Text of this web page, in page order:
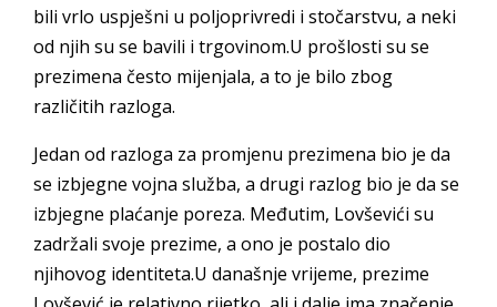
bili vrlo uspješni u poljoprivredi i stočarstvu, a neki
od njih su se bavili i trgovinom.U prošlosti su se
prezimena često mijenjala, a to je bilo zbog
različitih razloga.
Jedan od razloga za promjenu prezimena bio je da
se izbjegne vojna služba, a drugi razlog bio je da se
izbjegne plaćanje poreza. Međutim, Lovševići su
zadržali svoje prezime, a ono je postalo dio
njihovog identiteta.U današnje vrijeme, prezime